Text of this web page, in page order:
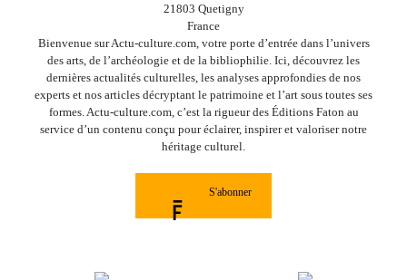
21803 Quetigny
France
Bienvenue sur Actu-culture.com, votre porte d’entrée dans l’univers
des arts, de l’archéologie et de la bibliophilie. Ici, découvrez les
dernières actualités culturelles, les analyses approfondies de nos
experts et nos articles décryptant le patrimoine et l’art sous toutes ses
formes. Actu-culture.com, c’est la rigueur des Éditions Faton au
service d’un contenu conçu pour éclairer, inspirer et valoriser notre
héritage culturel.
S'abonner